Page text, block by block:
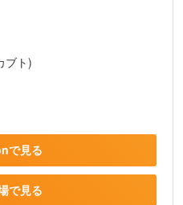
ブト)
で見る
で見る